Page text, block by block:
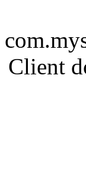
Client